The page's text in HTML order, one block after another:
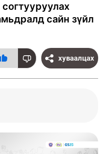
сайн зүйл
хуваалцах